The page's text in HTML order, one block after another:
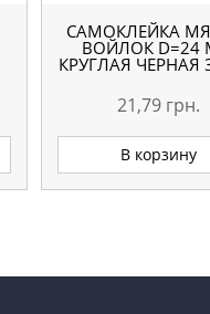
САМОКЛЕЙКА
ВОЙЛОК D=24
КРУГЛАЯ ЧЕРНАЯ
21,79 грн.
В корзину